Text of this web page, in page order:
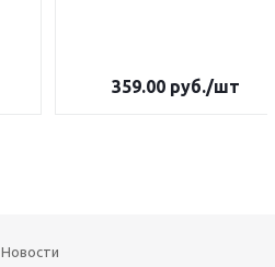
359.00руб./шт
Новости